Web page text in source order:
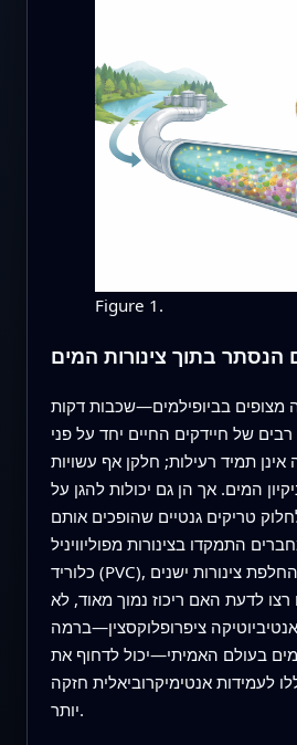
Figure 1.
הנסתר בתוך צינורות המים
מצופים בביופילמים—שכבות דקות
רבים של חיידקים החיים יחד על פני
אינן תמיד רעילות; חלקן אף עשויות
המים. אך הן גם יכולות להגן על
טריקים גנטיים שהופכים אותם
התמקדו בצינורות מפוליוויניל
כלוריד (PVC), חומר נפוץ ששימש להחלפת צינורות ישנים
לדעת האם ריכוז נמוך מאוד, לא
ציפרופלוקסצין—ברמה
בעולם האמיתי—יכול לדחוף את
לעמידות אנטימיקרוביאלית חזקה
יותר.